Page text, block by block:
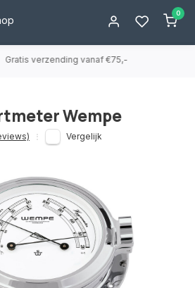
0
Gratis verzending vanaf €75,-
Wempe
Vergelijk